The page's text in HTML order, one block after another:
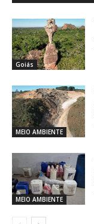
Goiás
MEIO AMBIENTE
MEIO AMBIENTE